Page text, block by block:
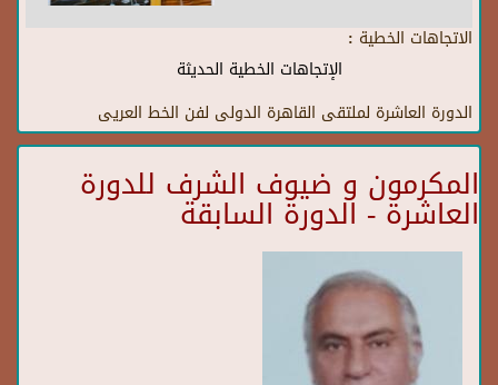
الاتجاهات الخطية :
الإتجاهات الخطية الحديثة
الدورة العاشرة لملتقى القاهرة الدولى لفن الخط العريى
المكرمون و ضيوف الشرف للدورة
العاشرة - الدورة السابقة